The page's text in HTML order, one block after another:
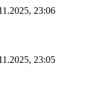
23:06
23:05